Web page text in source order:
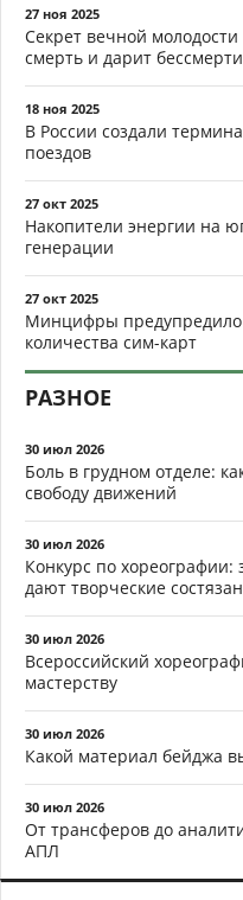
27 ноя 2025
Секрет вечной
смерть и дарит
18 ноя 2025
В России создали
поездов
27 окт 2025
Накопители энергии на
генерации
27 окт 2025
Минцифры предупредило
количества сим-карт
РАЗНОЕ
30 июл 2026
Боль в грудном отделе:
свободу движений
30 июл 2026
Конкурс по
дают творческие
30 июл 2026
Всероссийский
мастерству
30 июл 2026
Какой материал бейджа
30 июл 2026
От трансферов до
АПЛ